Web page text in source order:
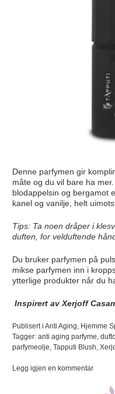
Denne parfymen gir
måte og du vil bare ha
blodappelsin og bergamot
kanel og vanilje, helt
Tips: Ta noen dråper i
duften, for velduftende
Du bruker parfymen på
mikse parfymen inn i
ytterlige produkter når du
Inspirert av Xerjoff
Publisert i Anti Aging, Hjemme
Tagger: anti aging parfyme,
parfymeolje, Tapputi Blush,
Legg igjen en kommentarpå